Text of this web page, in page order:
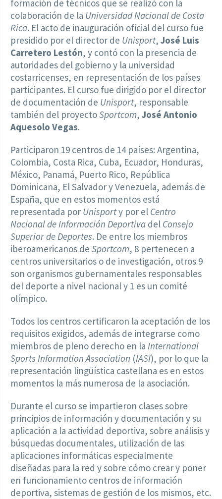
formación de técnicos que se realizó con la
colaboración de la Universidad Nacional de Costa
Rica. El acto de inauguración oficial del curso fue
presidido por el director de Unisport, José Luis
Carretero Lestón, y contó con la presencia de
autoridades del gobierno y la universidad
costarricenses, en representación de los países
participantes. El curso fue dirigido por el director
de documentación de Unisport, responsable
también del proyectoSportcom, José Antonio
Aquesolo Vegas.
Participaron 19 centros de 14 países: Argentina,
Colombia, Costa Rica, Cuba, Ecuador, Honduras,
México, Panamá, Puerto Rico, República
Dominicana, El Salvador y Venezuela, además de
España, que en estos momentos está
representada por Unisporty por el Centro
Nacional de Información Deportiva del Consejo
Superior de Deportes. De entre los miembros
iberoamericanos de Sportcom, 8 pertenecen a
centros universitarios o de investigación, otros 9
son organismos gubernamentales responsables
del deporte a nivel nacional y 1 es un comité
olímpico.
Todos los centros certificaron la aceptación de los
requisitos exigidos, además de integrarse como
miembros de pleno derecho en la International
Sports Information Association (IASI), por lo que la
representación lingüística castellana es en estos
momentos la más numerosa de la asociación.
Durante el curso se impartieron clases sobre
principios de información y documentación y su
aplicación a la actividad deportiva, sobre análisis y
búsquedas documentales, utilización de las
aplicaciones informáticas especialmente
diseñadas para la red y sobre cómo crear y poner
en funcionamiento centros de información
deportiva, sistemas de gestión de los mismos, etc.